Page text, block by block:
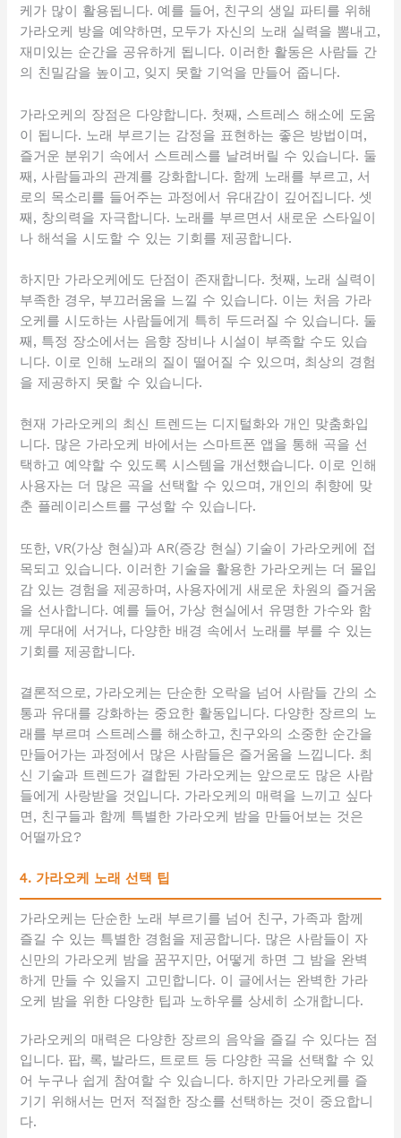
케가 많이 활용됩니다. 예를 들어, 친구의 생일 파티를 위해
가라오케 방을 예약하면, 모두가 자신의 노래 실력을 뽐내고,
재미있는 순간을 공유하게 됩니다. 이러한 활동은 사람들 간
의 친밀감을 높이고, 잊지 못할 기억을 만들어 줍니다.
가라오케의 장점은 다양합니다. 첫째, 스트레스 해소에 도움
이 됩니다. 노래 부르기는 감정을 표현하는 좋은 방법이며,
즐거운 분위기 속에서 스트레스를 날려버릴 수 있습니다. 둘
째, 사람들과의 관계를 강화합니다. 함께 노래를 부르고, 서
로의 목소리를 들어주는 과정에서 유대감이 깊어집니다. 셋
째, 창의력을 자극합니다. 노래를 부르면서 새로운 스타일이
나 해석을 시도할 수 있는 기회를 제공합니다.
하지만 가라오케에도 단점이 존재합니다. 첫째, 노래 실력이
부족한 경우, 부끄러움을 느낄 수 있습니다. 이는 처음 가라
오케를 시도하는 사람들에게 특히 두드러질 수 있습니다. 둘
째, 특정 장소에서는 음향 장비나 시설이 부족할 수도 있습
니다. 이로 인해 노래의 질이 떨어질 수 있으며, 최상의 경험
을 제공하지 못할 수 있습니다.
현재 가라오케의 최신 트렌드는 디지털화와 개인 맞춤화입
니다. 많은 가라오케 바에서는 스마트폰 앱을 통해 곡을 선
택하고 예약할 수 있도록 시스템을 개선했습니다. 이로 인해
사용자는 더 많은 곡을 선택할 수 있으며, 개인의 취향에 맞
춘 플레이리스트를 구성할 수 있습니다.
또한, VR(가상 현실)과 AR(증강 현실) 기술이 가라오케에 접
목되고 있습니다. 이러한 기술을 활용한 가라오케는 더 몰입
감 있는 경험을 제공하며, 사용자에게 새로운 차원의 즐거움
을 선사합니다. 예를 들어, 가상 현실에서 유명한 가수와 함
께 무대에 서거나, 다양한 배경 속에서 노래를 부를 수 있는
기회를 제공합니다.
결론적으로, 가라오케는 단순한 오락을 넘어 사람들 간의 소
통과 유대를 강화하는 중요한 활동입니다. 다양한 장르의 노
래를 부르며 스트레스를 해소하고, 친구와의 소중한 순간을
만들어가는 과정에서 많은 사람들은 즐거움을 느낍니다. 최
신 기술과 트렌드가 결합된 가라오케는 앞으로도 많은 사람
들에게 사랑받을 것입니다. 가라오케의 매력을 느끼고 싶다
면, 친구들과 함께 특별한 가라오케 밤을 만들어보는 것은
어떨까요?
4. 가라오케 노래 선택 팁
가라오케는 단순한 노래 부르기를 넘어 친구, 가족과 함께
즐길 수 있는 특별한 경험을 제공합니다. 많은 사람들이 자
신만의 가라오케 밤을 꿈꾸지만, 어떻게 하면 그 밤을 완벽
하게 만들 수 있을지 고민합니다. 이 글에서는 완벽한 가라
오케 밤을 위한 다양한 팁과 노하우를 상세히 소개합니다.
가라오케의 매력은 다양한 장르의 음악을 즐길 수 있다는 점
입니다. 팝, 록, 발라드, 트로트 등 다양한 곡을 선택할 수 있
어 누구나 쉽게 참여할 수 있습니다. 하지만 가라오케를 즐
기기 위해서는 먼저 적절한 장소를 선택하는 것이 중요합니
다.